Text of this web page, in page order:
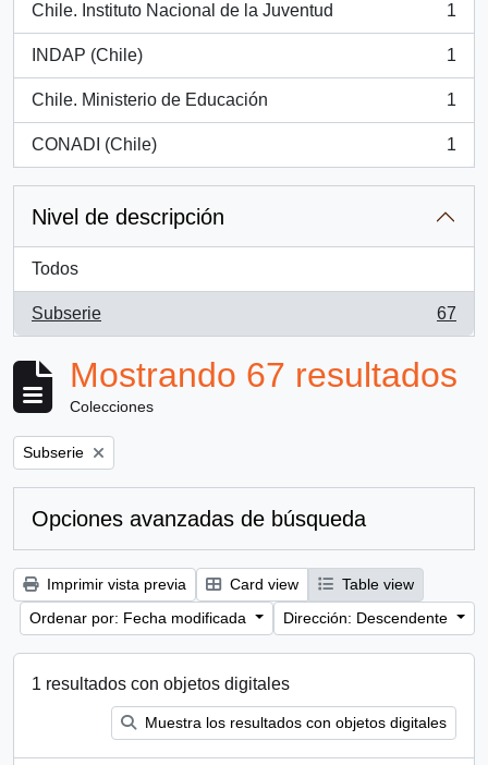
Chile. Instituto Nacional de la Juventud
, 1 resultados
1
INDAP (Chile)
, 1 resultados
1
Chile. Ministerio de Educación
, 1 resultados
1
CONADI (Chile)
, 1 resultados
1
Nivel de descripción
Todos
Subserie
, 67 resultados
67
Mostrando 67 resultados
Colecciones
Remove filter:
Subserie
Opciones avanzadas de búsqueda
Imprimir vista previa Card view
Table view
Ordenar por: Fecha modificada
Dirección: Descendente
1 resultados con objetos digitales
Muestra los resultados con objetos digitales